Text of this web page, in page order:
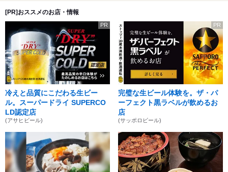
[PR]おススメのお店・情報
PR
冷えと品質にこだわる生ビー
ル。スーパードライ SUPERCO
LD認定店
(アサヒビール)
PR
完璧な生ビール体験を。ザ・パ
ーフェクト黒ラベルが飲めるお
店
(サッポロビール)